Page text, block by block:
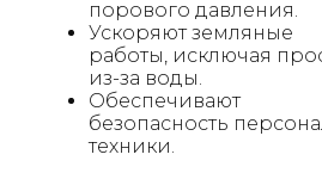
порового давления.
Ускоряют земляные
работы, исключая
из-за воды.
Обеспечивают
безопасность
техники.